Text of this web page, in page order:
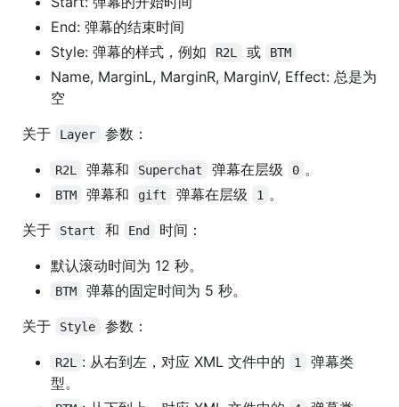
End: 弹幕的结束时间
Style: 弹幕的样式，例如
R2L 或 BTM
Name, MarginL, MarginR, MarginV, Effect: 总是为
空
关于
Layer 参数：
R2L 弹幕和 Superchat 弹幕在层级 0 。
BTM 弹幕和 gift 弹幕在层级 1
。
关于
Start 和 End
时间：
默认滚动时间为 12 秒。
BTM
弹幕的固定时间为 5 秒。
关于
Style 参数：
R2L : 从右到左，对应 XML 文件中的 1
弹幕类
型。